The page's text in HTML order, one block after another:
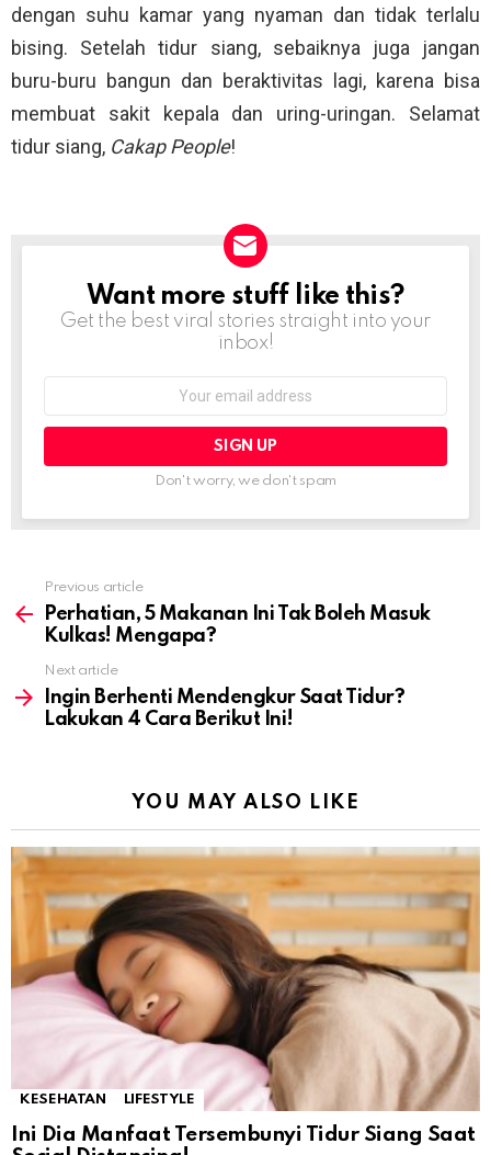
dengan suhu kamar yang nyaman dan tidak terlalu
bising. Setelah tidur siang, sebaiknya juga jangan
buru-buru bangun dan beraktivitas lagi, karena bisa
membuat sakit kepala dan uring-uringan. Selamat
tidur siang, Cakap People!
NEWSLETTER
Want more stuff like this?
Get the best viral stories straight into your
inbox!
Don't worry, we don't spam
more
Previous article
Perhatian, 5 Makanan Ini Tak Boleh Masuk
Kulkas! Mengapa?
Next article
Ingin Berhenti Mendengkur Saat Tidur?
Lakukan 4 Cara Berikut Ini!
YOU MAY ALSO LIKE
KESEHATAN LIFESTYLE
Ini Dia Manfaat Tersembunyi Tidur Siang Saat